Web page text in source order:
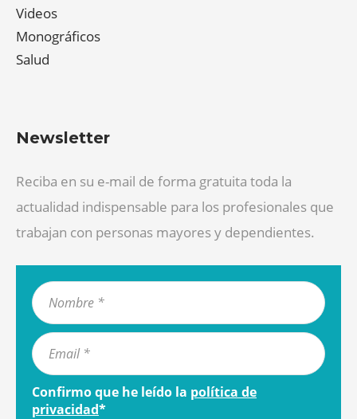
Videos
Monográficos
Salud
Newsletter
Reciba en su e-mail de forma gratuita toda la
actualidad indispensable para los profesionales que
trabajan con personas mayores y dependientes.
Confirmo que he leído la política de
privacidad*